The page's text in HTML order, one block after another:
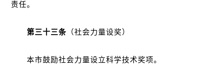
责任。
第三十三条 （社会力量设奖）
本市鼓励社会力量设立科学技术奖项。